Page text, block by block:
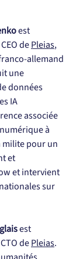
est
de Pleias,
allemand
une
données
IA
associée
à
milite pour un
et
et intervient
sur
est
de Pleias.